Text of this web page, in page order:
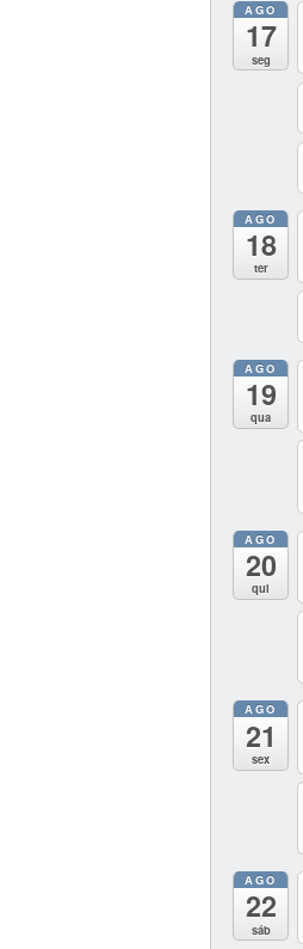
AGO
17
seg
AGO
18
ter
AGO
19
qua
AGO
20
qui
AGO
21
sex
AGO
22
sáb